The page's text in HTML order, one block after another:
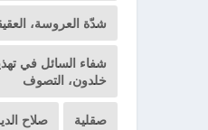
شدّة العروسة،
شفاء السائل في
خلدون، التصوف
صقلية صلاح